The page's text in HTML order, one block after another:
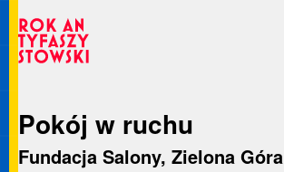
Pokój w ruchu
Fundacja Salony, Zielona Góra